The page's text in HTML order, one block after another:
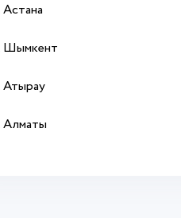
Астана
Шымкент
Атырау
Алматы о продукте. Ваш отзыв
сделать осознанный